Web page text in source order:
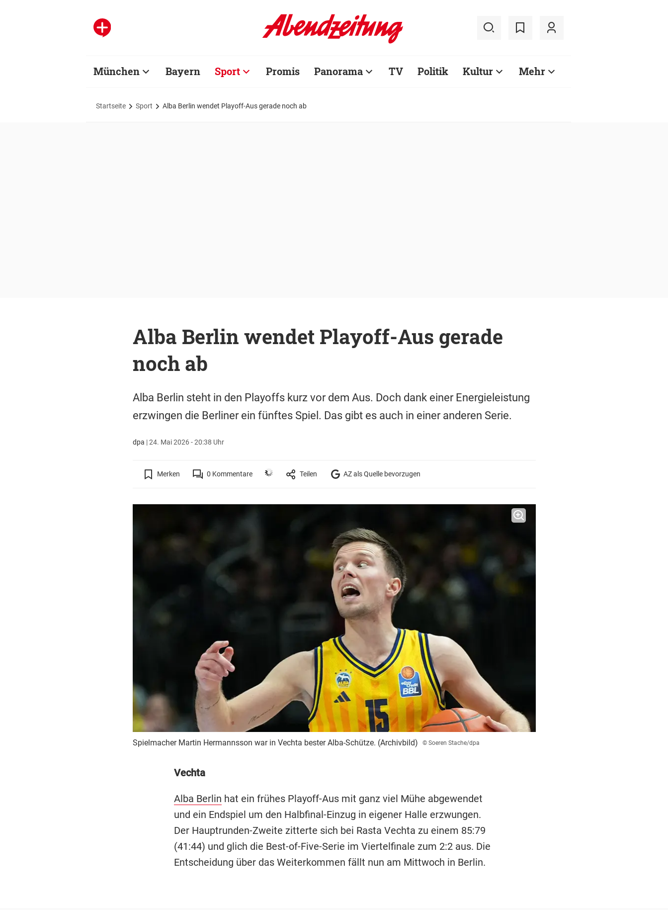
München Bayern Sport Promis Panorama TV Politik Kultur Mehr
Startseite Sport Alba Berlin wendet Playoff-Aus gerade noch ab
Alba Berlin wendet Playoff-Aus gerade
noch ab
Alba Berlin steht in den Playoffs kurz vor dem Aus. Doch dank einer Energieleistung
erzwingen die Berliner ein fünftes Spiel. Das gibt es auch in einer anderen Serie.
dpa |24. Mai 2026 - 20:38 Uhr
Merken 0 Kommentare Teilen AZ als Quelle bevorzugen
Spielmacher Martin Hermannsson war in Vechta bester Alba-Schütze. (Archivbild) © Soeren Stache/dpa
Vechta
Alba Berlin hat ein frühes Playoff-Aus mit ganz viel Mühe abgewendet
und ein Endspiel um den Halbfinal-Einzug in eigener Halle erzwungen.
Der Hauptrunden-Zweite zitterte sich bei Rasta Vechta zu einem 85:79
(41:44) und glich die Best-of-Five-Serie im Viertelfinale zum 2:2 aus. Die
Entscheidung über das Weiterkommen fällt nun am Mittwoch in Berlin.